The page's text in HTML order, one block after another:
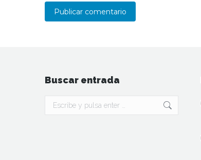
Publicar comentario
Buscar entrada
Buscar: